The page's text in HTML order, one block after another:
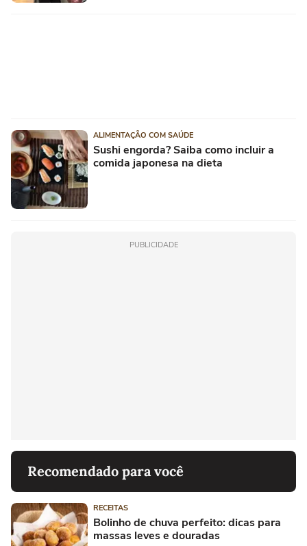
ALIMENTAÇÃO COM SAÚDE
Sushi engorda? Saiba como incluir a
comida japonesa na dieta
PUBLICIDADE
Recomendado para você
RECEITAS
Bolinho de chuva perfeito: dicas para
massas leves e douradas